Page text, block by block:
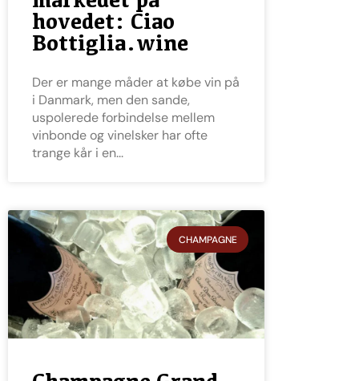
hovedet: Ciao
Bottiglia.wine
Der er mange måder at købe vin på
i Danmark, men den sande,
uspolerede forbindelse mellem
vinbonde og vinelsker har ofte
trange kår i en
CHAMPAGNE